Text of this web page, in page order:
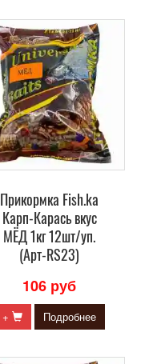
Прикормка Fish.ka
Карп-Карась вкус
МЁД 1кг 12шт/уп.
(Арт-RS23)
106 руб
+ Подробнее